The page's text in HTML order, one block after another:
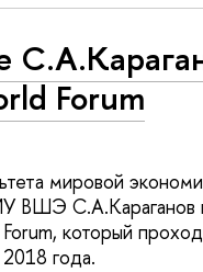
Forum
мировой
ВШЭ С.А.Караганов
который
года.